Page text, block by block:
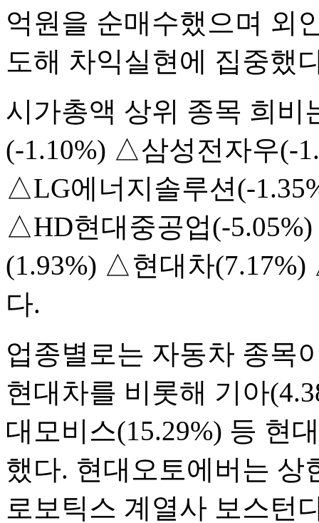
억원을 순매수했으며 외
도해 차익실현에 집중했
시가총액 상위 종목 희
(-1.10%) △삼성전자우(-
△LG에너지솔루션(-
△HD현대중공업(-
(1.93%) △현대차
다.
업종별로는 자동차 종목
현대차를 비롯해 기아
대모비스(15.29%) 등 현
했다. 현대오토에버는 상
로보틱스 계열사 보스턴